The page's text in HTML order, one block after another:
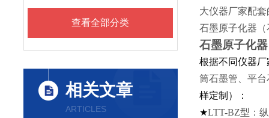
查看全部分类
相关文章
ARTICLES
大仪器厂家配
石墨原子化器
石墨原子
根据不同仪器
筒石墨管、平
样定制）：
★LTT-BZ型：